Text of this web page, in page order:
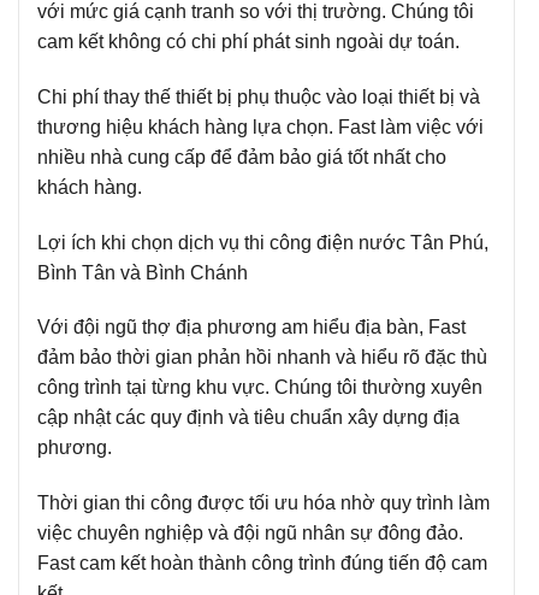
với mức giá cạnh tranh so với thị trường. Chúng tôi
cam kết không có chi phí phát sinh ngoài dự toán.
Chi phí thay thế thiết bị phụ thuộc vào loại thiết bị và
thương hiệu khách hàng lựa chọn. Fast làm việc với
nhiều nhà cung cấp để đảm bảo giá tốt nhất cho
khách hàng.
Lợi ích khi chọn dịch vụ thi công điện nước Tân Phú,
Bình Tân và Bình Chánh
Với đội ngũ thợ địa phương am hiểu địa bàn, Fast
đảm bảo thời gian phản hồi nhanh và hiểu rõ đặc thù
công trình tại từng khu vực. Chúng tôi thường xuyên
cập nhật các quy định và tiêu chuẩn xây dựng địa
phương.
Thời gian thi công được tối ưu hóa nhờ quy trình làm
việc chuyên nghiệp và đội ngũ nhân sự đông đảo.
Fast cam kết hoàn thành công trình đúng tiến độ cam